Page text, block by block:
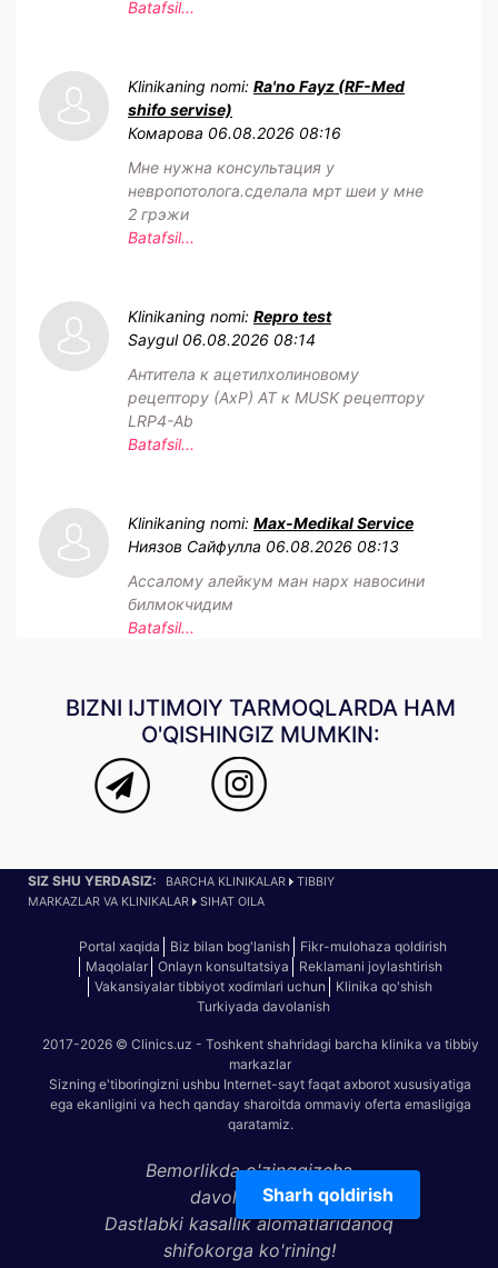
Sharh qoldirish
Batafsil...
Klinikaning nomi: Ra'no Fayz (RF-Med
shifo servise)
Комарова 06.08.2026 08:16
Мне нужна консультация у
невропотолога.сделала мрт шеи у мне
2 грэжи
Batafsil...
Klinikaning nomi: Repro test
Saygul 06.08.2026 08:14
Антитела к ацетилхолиновому
рецептору (АхР) АТ к MUSK рецептору
LRP4-Ab
Batafsil...
Klinikaning nomi: Max-Medikal Service
Ниязов Сайфулла 06.08.2026 08:13
Ассалому алейкум ман нарх навосини
билмокчидим
Batafsil...
BIZNI IJTIMOIY TARMOQLARDA HAM
O'QISHINGIZ MUMKIN:
SIZ SHU YERDASIZ: BARCHA KLINIKALAR
TIBBIY
MARKAZLAR VA KLINIKALAR
SIHAT OILA
Portal xaqida Biz bilan bog'lanish
Fikr-mulohaza qoldirish
Maqolalar
Onlayn konsultatsiya
Reklamani joylashtirish
Vakansiyalar tibbiyot xodimlari uchun
Klinika qo'shish
Turkiyada davolanish
2017-2026 © Clinics.uz - Toshkent shahridagi barcha klinika va tibbiy
markazlar
Sizning e'tiboringizni ushbu Internet-sayt faqat axborot xususiyatiga
ega ekanligini va hech qanday sharoitda ommaviy oferta emasligiga
qaratamiz.
Bemorlikda o'zinggizcha
davolanmang.
Dastlabki kasallik alomatlaridanoq
shifokorga ko'rining!